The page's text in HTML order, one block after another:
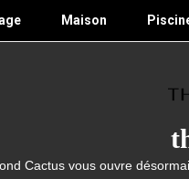
Maison
Cactus vous ouvre